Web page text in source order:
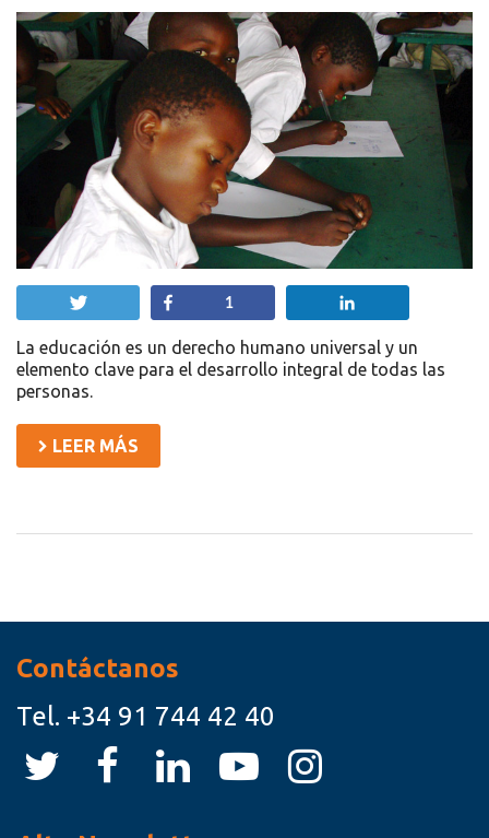
Compartir
1
La educación es un derecho humano universal y un
elemento clave para el desarrollo integral de todas las
personas.
LEER MÁS
Contáctanos
Tel. +34 91 744 42 40